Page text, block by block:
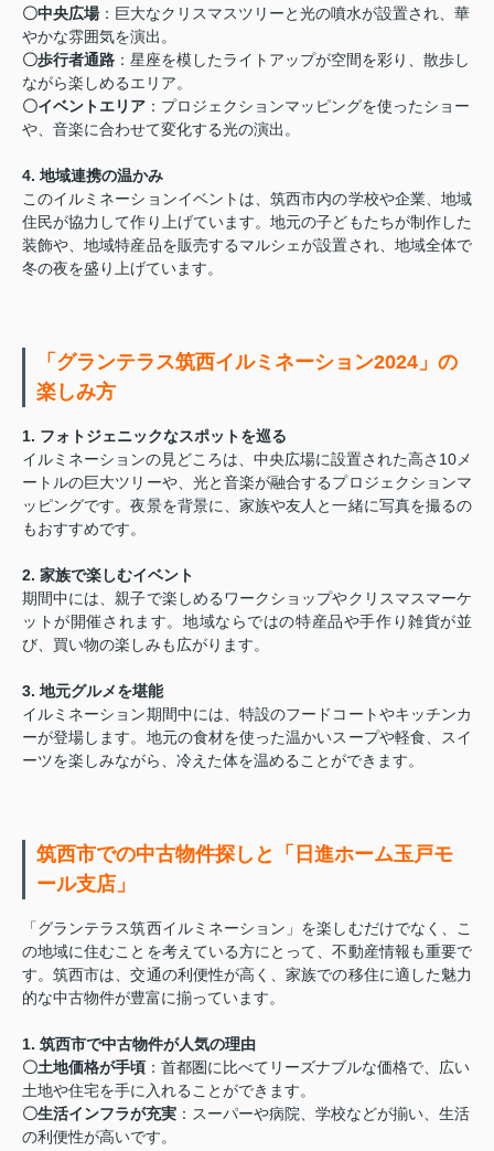
〇中央広場：巨大なクリスマスツリーと光の噴水が設置され、華
やかな雰囲気を演出。
〇歩行者通路 ：星座を模したライトアップが空間を彩り、散歩し
ながら楽しめるエリア。
〇イベントエリア ：プロジェクションマッピングを使ったショー
や、音楽に合わせて変化する光の演出。
4. 地域連携の温かみ
このイルミネーションイベントは、筑西市内の学校や企業、地域
住民が協力して作り上げています。地元の子どもたちが制作した
装飾や、地域特産品を販売するマルシェが設置され、地域全体で
冬の夜を盛り上げています。
「グランテラス筑西イルミネーション2024」の
楽しみ方
1. フォトジェニックなスポットを巡る
イルミネーションの見どころは、中央広場に設置された高さ10メ
ートルの巨大ツリーや、光と音楽が融合するプロジェクションマ
ッピングです。夜景を背景に、家族や友人と一緒に写真を撮るの
もおすすめです。
2. 家族で楽しむイベント
期間中には、親子で楽しめるワークショップやクリスマスマーケ
ットが開催されます。地域ならではの特産品や手作り雑貨が並
び、買い物の楽しみも広がります。
3. 地元グルメを堪能
イルミネーション期間中には、特設のフードコートやキッチンカ
ーが登場します。地元の食材を使った温かいスープや軽食、スイ
ーツを楽しみながら、冷えた体を温めることができます。
筑西市での中古物件探しと「日進ホーム玉戸モ
ール支店」
「グランテラス筑西イルミネーション」を楽しむだけでなく、こ
の地域に住むことを考えている方にとって、不動産情報も重要で
す。筑西市は、交通の利便性が高く、家族での移住に適した魅力
的な中古物件が豊富に揃っています。
1. 筑西市で中古物件が人気の理由
〇土地価格が手頃 ：首都圏に比べてリーズナブルな価格で、広い
土地や住宅を手に入れることができます。
〇生活インフラが充実 ：スーパーや病院、学校などが揃い、生活
の利便性が高いです。